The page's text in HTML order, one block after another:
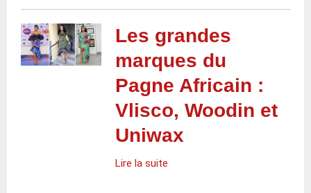
Les grandes
marques du
Pagne Africain :
Vlisco, Woodin et
Uniwax
Lire la suite